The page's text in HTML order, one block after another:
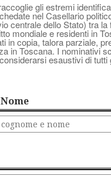
gli estremi
nel Casellario
centrale dello Stato) tra
mondiale e residenti in
in copia, talora parziale,
in Toscana. I nominativi
esaustivi di tutti